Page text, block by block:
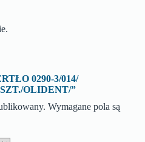
0290-3/014/
OLIDENT/”
Wymagane pola są